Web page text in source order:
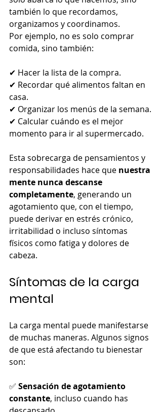
también lo que recordamos,
organizamos y coordinamos.
Por ejemplo, no es solo comprar
comida, sino también:
✔ Hacer la lista de la compra.
✔ Recordar qué alimentos faltan en
casa.
✔ Organizar los menús de la semana.
✔ Calcular cuándo es el mejor
momento para ir al supermercado.
Esta sobrecarga de pensamientos y
responsabilidades hace que nuestra
mente nunca descanse
completamente, generando un
agotamiento que, con el tiempo,
puede derivar en estrés crónico,
irritabilidad o incluso síntomas
físicos como fatiga y dolores de
cabeza.
Síntomas de la carga
mental
La carga mental puede manifestarse
de muchas maneras. Algunos signos
de que está afectando tu bienestar
son:
✅ Sensación de agotamiento
constante, incluso cuando has